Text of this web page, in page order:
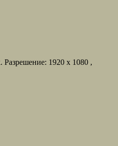
1920 x 1080 ,